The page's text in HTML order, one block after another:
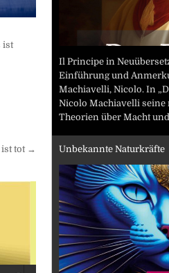
ist
ist tot →
Il Principe in
Einführung und
Machiavelli, Nicolo. In
Nicolo Machiavelli
Theorien über Macht
Unbekannte Naturkräfte